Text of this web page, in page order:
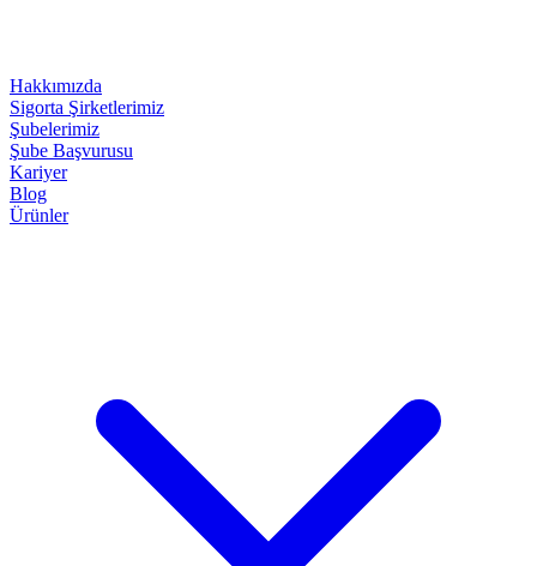
Hakkımızda
Sigorta Şirketlerimiz
Şubelerimiz
Şube Başvurusu
Kariyer
Blog
Ürünler